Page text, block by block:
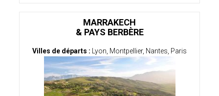
MARRAKECH
& PAYS BERBÈRE
Villes de départs : Lyon, Montpellier, Nantes, Paris